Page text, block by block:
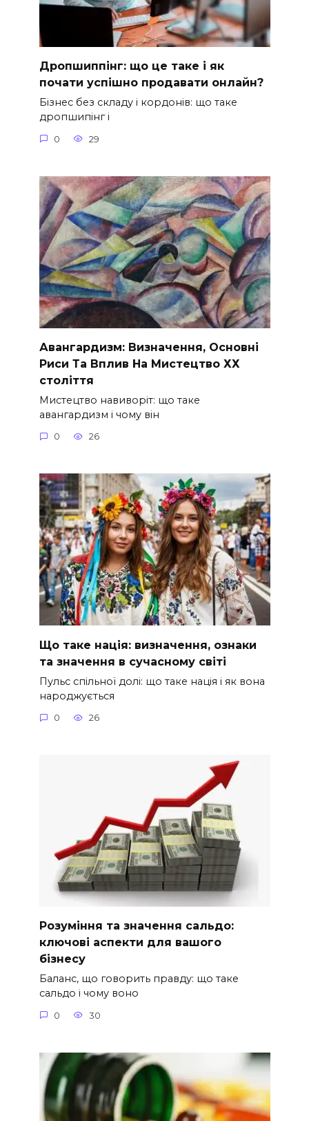
Дропшиппінг: що це таке і як
почати успішно продавати онлайн?
Бізнес без складу і кордонів: що таке
дропшипінг і
0 29
Авангардизм: Визначення, Основні
Риси Та Вплив На Мистецтво ХХ
століття
Мистецтво навиворіт: що таке
авангардизм і чому він
0 26
Що таке нація: визначення, ознаки
та значення в сучасному світі
Пульс спільної долі: що таке нація і як вона
народжується
0 26
Розуміння та значення сальдо:
ключові аспекти для вашого
бізнесу
Баланс, що говорить правду: що таке
сальдо і чому воно
0 30